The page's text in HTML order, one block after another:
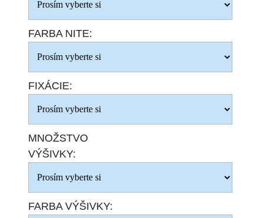
FARBA NITE:
FIXÁCIE:
MNOŽSTVO
VÝŠIVKY:
FARBA VÝŠIVKY: